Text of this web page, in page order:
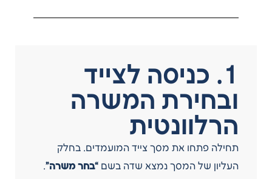
1. כניסה לצייד
ובחירת המשרה
הרלוונטית
תחילה פתחו את מסך צייד המועמדים. בחלק
העליון של המסך נמצא שדה בשם “בחר משרה”.